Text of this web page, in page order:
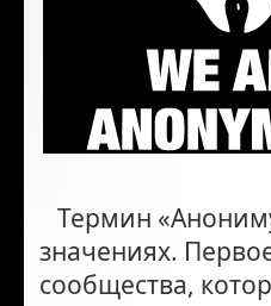
Термин
значениях.
сообщества,